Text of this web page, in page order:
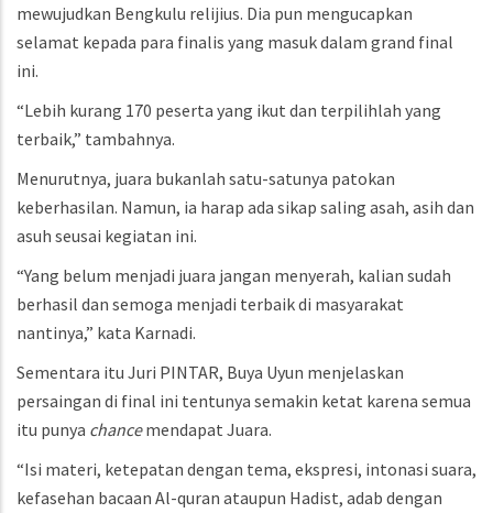
mewujudkan Bengkulu relijius. Dia pun mengucapkan
selamat kepada para finalis yang masuk dalam grand final
ini.
“Lebih kurang 170 peserta yang ikut dan terpilihlah yang
terbaik,” tambahnya.
Menurutnya, juara bukanlah satu-satunya patokan
keberhasilan. Namun, ia harap ada sikap saling asah, asih dan
asuh seusai kegiatan ini.
“Yang belum menjadi juara jangan menyerah, kalian sudah
berhasil dan semoga menjadi terbaik di masyarakat
nantinya,” kata Karnadi.
Sementara itu Juri PINTAR, Buya Uyun menjelaskan
persaingan di final ini tentunya semakin ketat karena semua
itu punya chancemendapat Juara.
“Isi materi, ketepatan dengan tema, ekspresi, intonasi suara,
kefasehan bacaan Al-quran ataupun Hadist, adab dengan